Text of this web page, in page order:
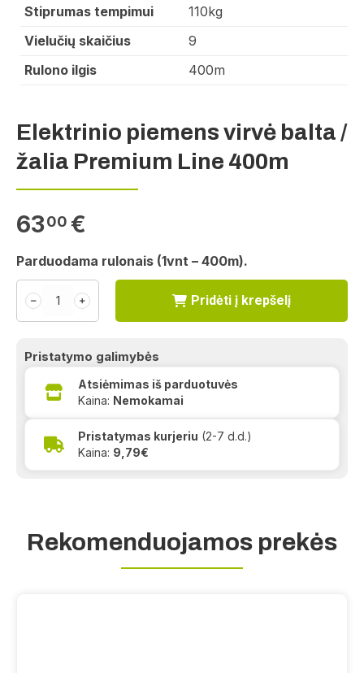
Stiprumas tempimui
110kg
Vielučių skaičius
9
Rulono ilgis
400m
Elektrinio piemens virvė balta /
žalia Premium Line 400m
6300 €
Parduodama rulonais (1vnt – 400m).
﹣ ﹢ Pridėti į krepšelį
Pristatymo galimybės
Atsiėmimas iš parduotuvės
Kaina: Nemokamai
Pristatymas kurjeriu (2-7 d.d.)
Kaina: 9,79€
Rekomenduojamos prekės